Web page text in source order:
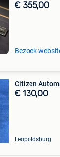
€ 355,00
Bezoek
Citizen
€ 130,00
Leopoldsburg